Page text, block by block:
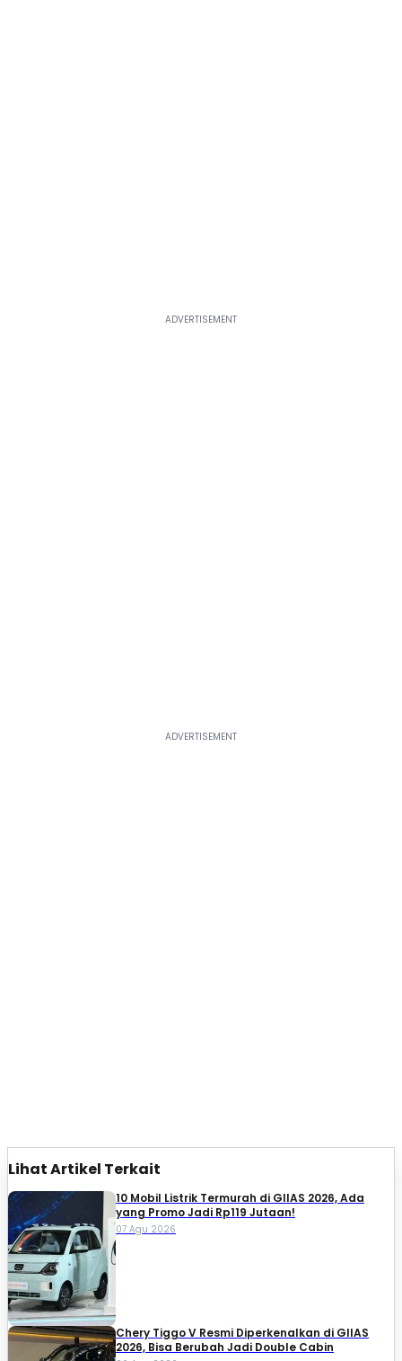
Lihat Artikel Terkait
10 Mobil Listrik Termurah di GIIAS 2026, Ada
yang Promo Jadi Rp119 Jutaan!
07 Agu 2026
Chery Tiggo V Resmi Diperkenalkan di GIIAS
2026, Bisa Berubah Jadi Double Cabin